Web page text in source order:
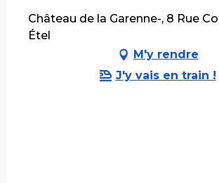
Château de la Garenne-, 8 Rue
Étel
M'y rendre
J'y vais en train !